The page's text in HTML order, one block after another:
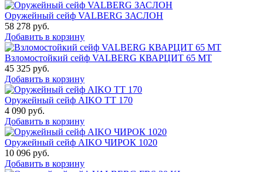
Оружейный сейф VALBERG ЗАСЛОН
58 278 руб.
Добавить в корзину
Взломостойкий сейф VALBERG КВАРЦИТ 65 МТ
45 325 руб.
Добавить в корзину
Оружейный сейф AIKO TT 170
4 090 руб.
Добавить в корзину
Оружейный сейф AIKO ЧИРОК 1020
10 096 руб.
Добавить в корзину